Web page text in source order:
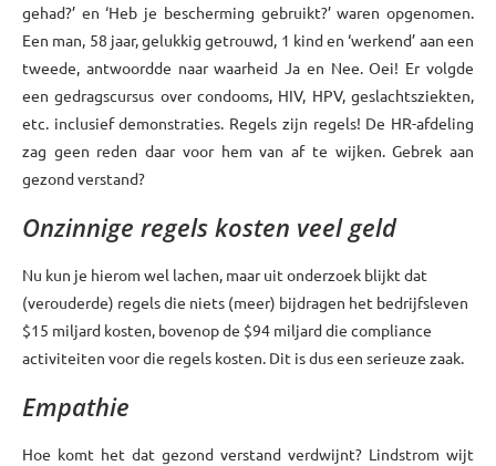
gehad?’ en ‘Heb je bescherming gebruikt?’ waren opgenomen.
Een man, 58 jaar, gelukkig getrouwd, 1 kind en ‘werkend’ aan een
tweede, antwoordde naar waarheid Ja en Nee. Oei! Er volgde
een gedragscursus over condooms, HIV, HPV, geslachtsziekten,
etc. inclusief demonstraties. Regels zijn regels! De HR-afdeling
zag geen reden daar voor hem van af te wijken. Gebrek aan
gezond verstand?
Onzinnige regels kosten veel geld
Nu kun je hierom wel lachen, maar uit onderzoek blijkt dat
(verouderde) regels die niets (meer) bijdragen het bedrijfsleven
$15 miljard kosten, bovenop de $94 miljard die compliance
activiteiten voor die regels kosten. Dit is dus een serieuze zaak.
Empathie
Hoe komt het dat gezond verstand verdwijnt? Lindstrom wijt